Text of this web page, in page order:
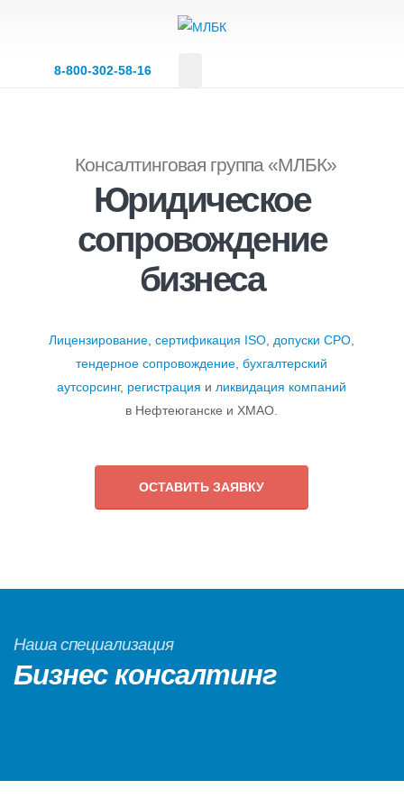
8‑800‑302‑58‑16
Консалтинговая группа «МЛБК»
Юридическое
сопровождение
бизнеса
Лицензирование,сертификация ISO,допуски СРО,
тендерное сопровождение,бухгалтерский
аутсорсинг, регистрация иликвидация компаний
в Нефтеюганске и ХМАО.
ОСТАВИТЬ ЗАЯВКУ
Наша специализация
Бизнес консалтинг